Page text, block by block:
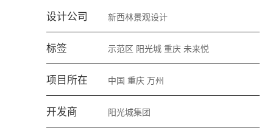
设计公司 新西林景观设计
标签 示范区 阳光城 重庆 未来悦
项目所在 中国 重庆 万州
开发商 阳光城集团